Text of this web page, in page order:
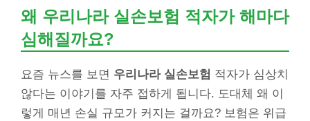
왜 우리나라 실손보험 적자가 해마다
심해질까요?
요즘 뉴스를 보면 우리나라 실손보험 적자가 심상치
않다는 이야기를 자주 접하게 됩니다. 도대체 왜 이
렇게 매년 손실 규모가 커지는 걸까요? 보험은 위급